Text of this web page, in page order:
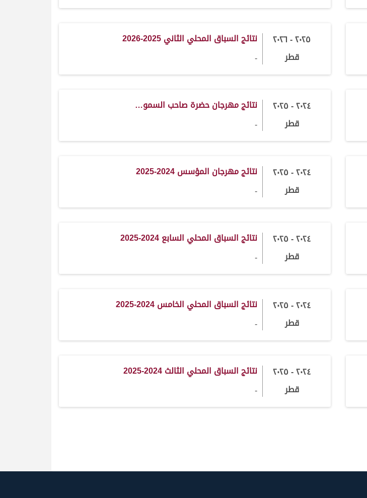
٢٠٢٥ - ٢٠٢٦
قطر
نتائج السباق المحلي الثاني 2025-2026
-
٢٠٢٤ - ٢٠٢٥
قطر
نتائج مهرجان حضرة صاحب السمو…
-
٢٠٢٤ - ٢٠٢٥
قطر
نتائج مهرجان المؤسس 2024-2025
-
٢٠٢٤ - ٢٠٢٥
قطر
نتائج السباق المحلي السابع 2024-2025
-
٢٠٢٤ - ٢٠٢٥
قطر
نتائج السباق المحلي الخامس 2024-2025
-
٢٠٢٤ - ٢٠٢٥
قطر
نتائج السباق المحلي الثالث 2024-2025
-